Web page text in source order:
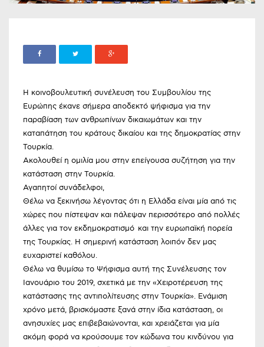
Η κοινοβουλευτική συνέλευση του Συμβουλίου της
Ευρώπης έκανε σήμερα αποδεκτό ψήφισμα για την
παραβίαση των ανθρωπίνων δικαιωμάτων και την
καταπάτηση του κράτους δικαίου και της δημοκρατίας στην
Τουρκία.
Ακολουθεί η ομιλία μου στην επείγουσα συζήτηση για την
κατάσταση στην Τουρκία.
Αγαπητοί συνάδελφοι,
Θέλω να ξεκινήσω λέγοντας ότι η Ελλάδα είναι μία από τις
χώρες που πίστεψαν και πάλεψαν περισσότερο από πολλές
άλλες για τον εκδημοκρατισμό και την ευρωπαϊκή πορεία
της Τουρκίας. Η σημερινή κατάσταση λοιπόν δεν μας
ευχαριστεί καθόλου.
Θέλω να θυμίσω το Ψήφισμα αυτή της Συνέλευσης τον
Ιανουάριο του 2019, σχετικά με την «Χειροτέρευση της
κατάστασης της αντιπολίτευσης στην Τουρκία». Ενάμιση
χρόνο μετά, βρισκόμαστε ξανά στην ίδια κατάσταση, οι
ανησυχίες μας επιβεβαιώνονται, και χρειάζεται για μία
ακόμη φορά να κρούσουμε τον κώδωνα του κινδύνου για